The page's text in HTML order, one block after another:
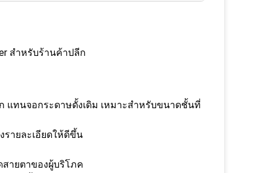
สําหรับร้านค้าปลีก
แทนจอกระดาษดั้งเดิม เหมาะสําหรับขนาดชั้นที่
รายละเอียดให้ดีขึ้น
ายตาของผู้บริโภค